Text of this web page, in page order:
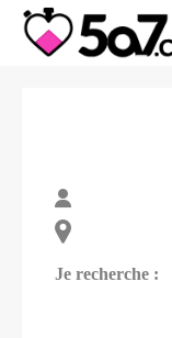
Je recherche :